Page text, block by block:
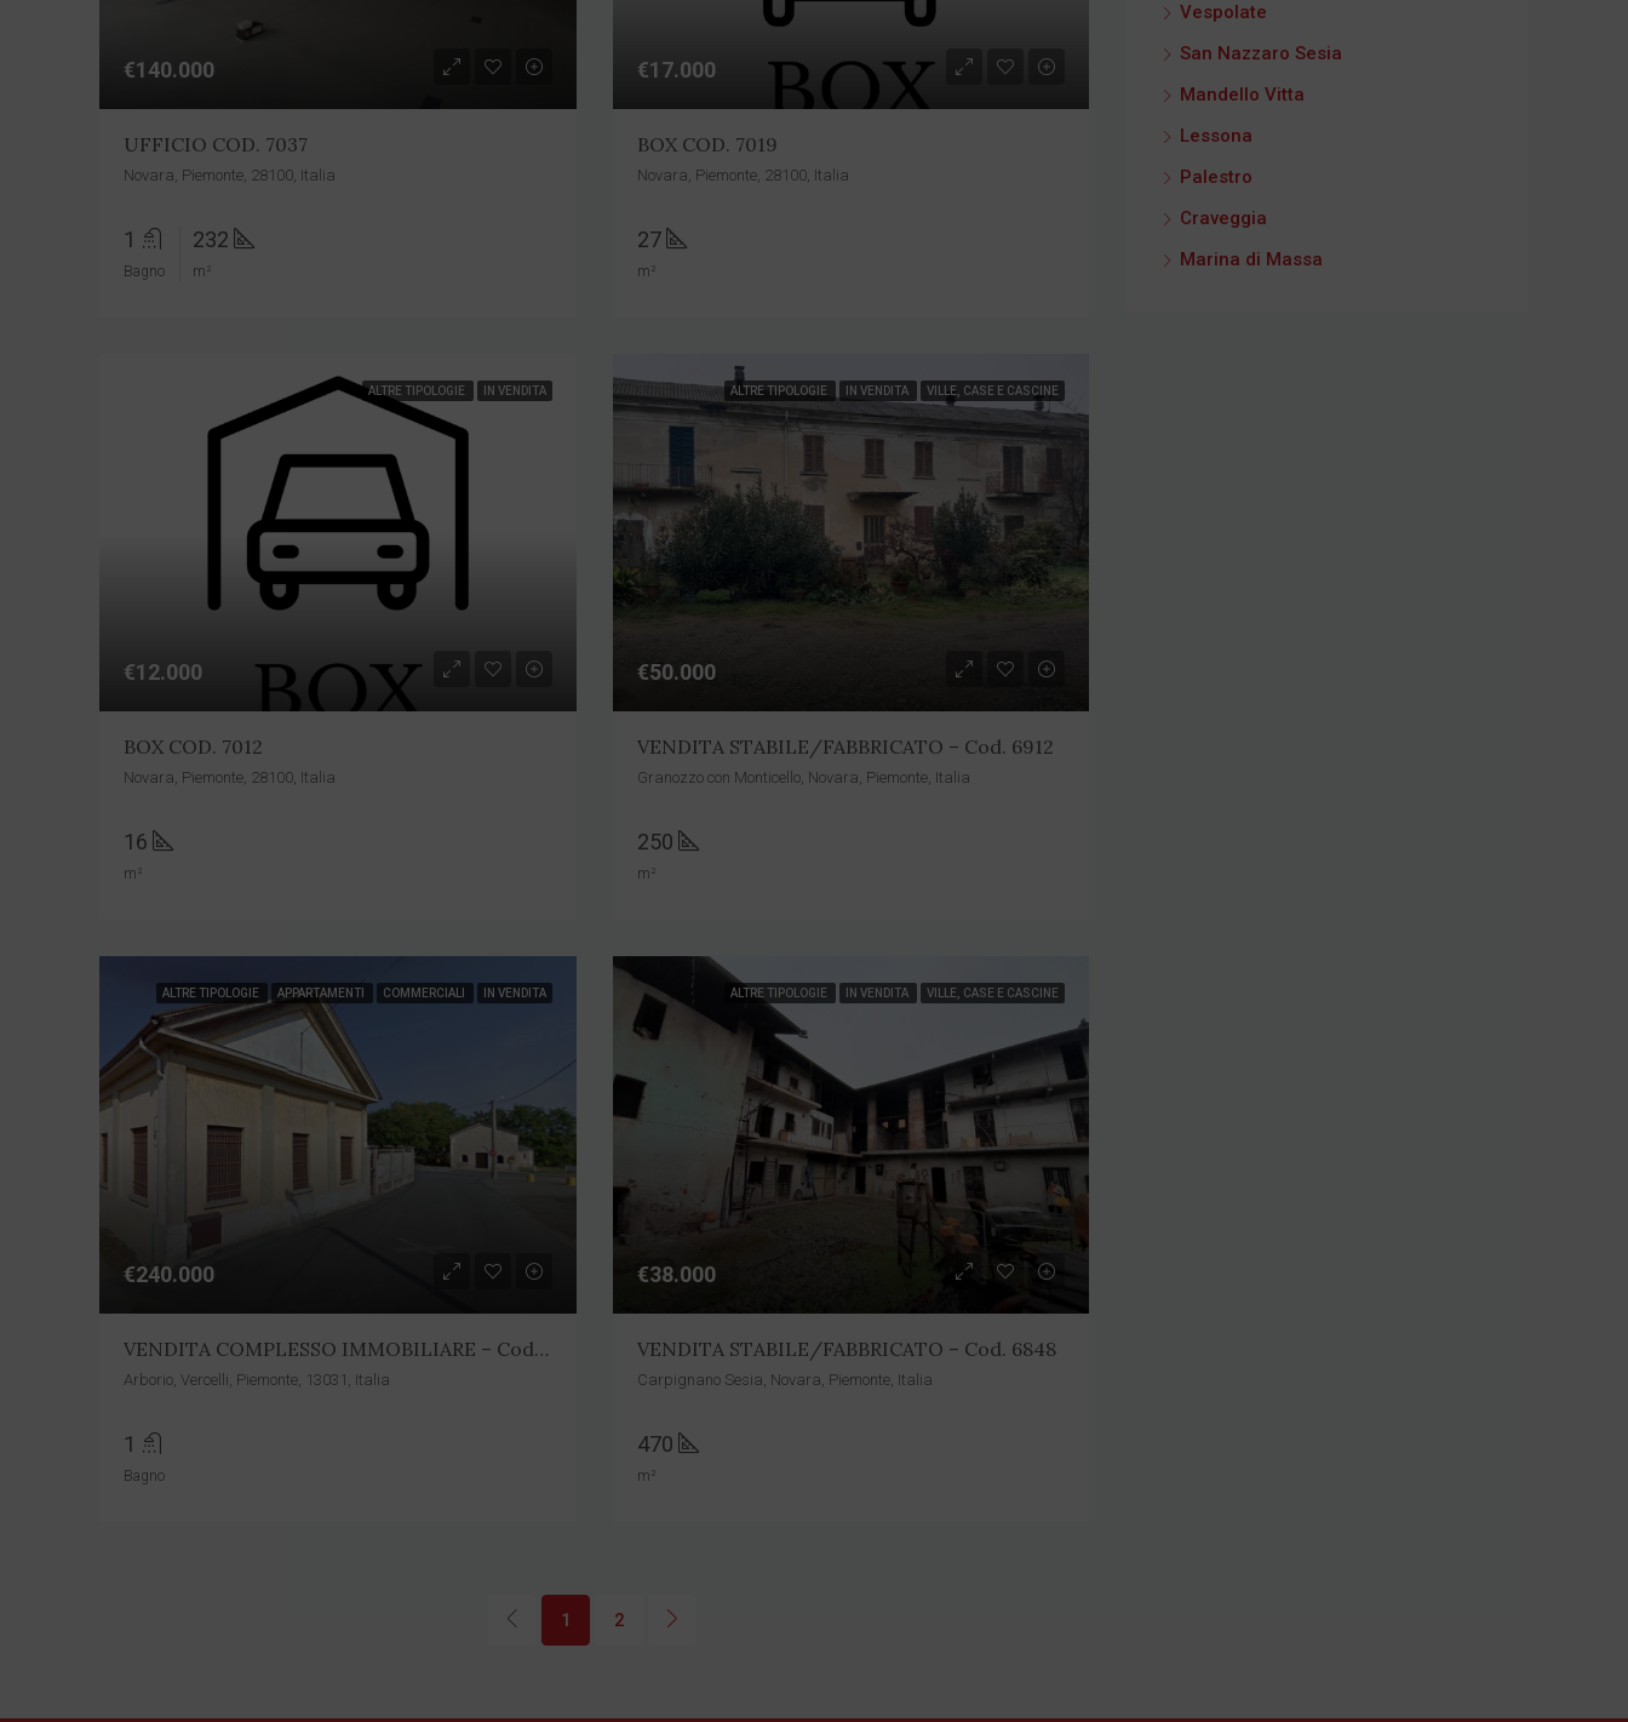
€140.000
UFFICIO COD. 7037
Novara, Piemonte, 28100, Italia
1
Bagno
232
m²
€17.000
BOX COD. 7019
Novara, Piemonte, 28100, Italia
27
m²
ALTRE TIPOLOGIE IN VENDITA
€12.000
BOX COD. 7012
Novara, Piemonte, 28100, Italia
16
m²
ALTRE TIPOLOGIE IN VENDITA VILLE, CASE E CASCINE
€50.000
VENDITA STABILE/FABBRICATO – Cod. 6912
Granozzo con Monticello, Novara, Piemonte, Italia
250
m²
ALTRE TIPOLOGIE APPARTAMENTI COMMERCIALI IN VENDITA
€240.000
VENDITA COMPLESSO IMMOBILIARE – Cod. 6843
Arborio, Vercelli, Piemonte, 13031, Italia
1
Bagno
ALTRE TIPOLOGIE IN VENDITA VILLE, CASE E CASCINE
€38.000
VENDITA STABILE/FABBRICATO – Cod. 6848
Carpignano Sesia, Novara, Piemonte, Italia
470
m²
1 2
Vespolate
San Nazzaro Sesia
Mandello Vitta
Lessona
Palestro
Craveggia
Marina di Massa